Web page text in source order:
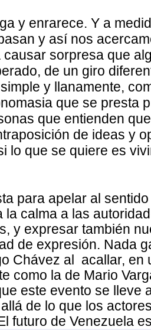
y enrarece. Y a
y así nos
sorpresa que
de un giro
y llanamente,
que se presta
que entienden
de ideas y
lo que se quiere es
para apelar al
la calma a las
y expresar también
de expresión. Nada
Chávez al
acallar, en
como la de Mario
este evento se lleve
de lo que los
futuro de Venezuela